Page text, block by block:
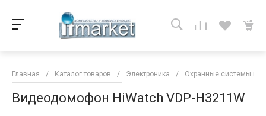
Главная / Каталог товаров / Электроника / Охранные системы и
Видеодомофон HiWatch VDP-H3211W